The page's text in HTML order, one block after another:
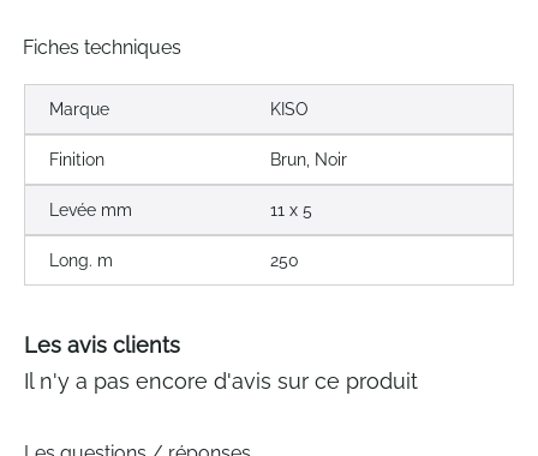
Fiches techniques
Marque KISO
Finition Brun, Noir
Levée mm 11 x 5
Long. m 250
Les avis clients
Il n'y a pas encore d'avis sur ce produit